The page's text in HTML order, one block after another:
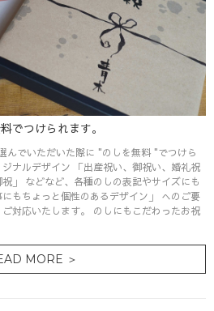
つけられます。
んでいただいた際に "のしを無料 "でつけら
」 などなど、各種のしの表記やサイズにも
もちょっと個性のあるデザイン」 へのご要
対応いたします。 のしにもこだわったお祝
MORE ＞